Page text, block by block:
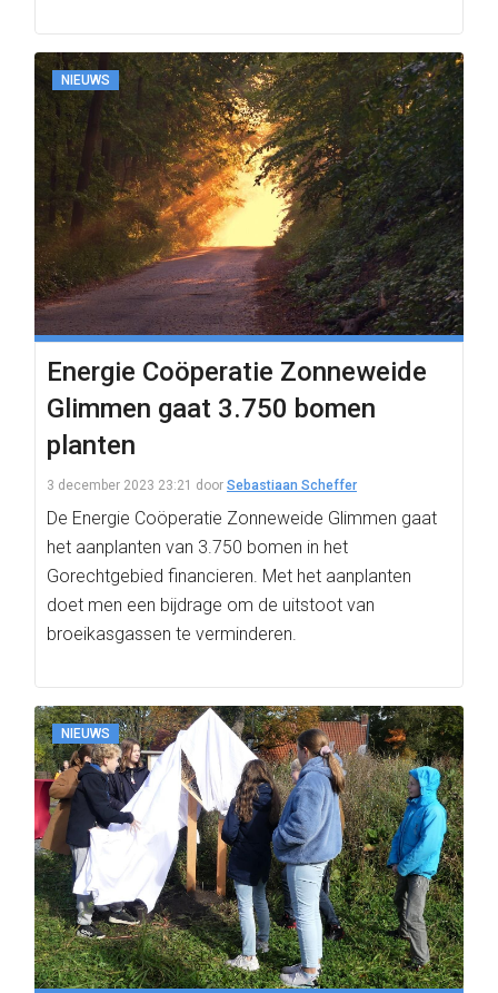
NIEUWS
Energie Coöperatie Zonneweide
Glimmen gaat 3.750 bomen
planten
3 december 2023 23:21 door Sebastiaan Scheffer
De Energie Coöperatie Zonneweide Glimmen gaat
het aanplanten van 3.750 bomen in het
Gorechtgebied financieren. Met het aanplanten
doet men een bijdrage om de uitstoot van
broeikasgassen te verminderen.
NIEUWS